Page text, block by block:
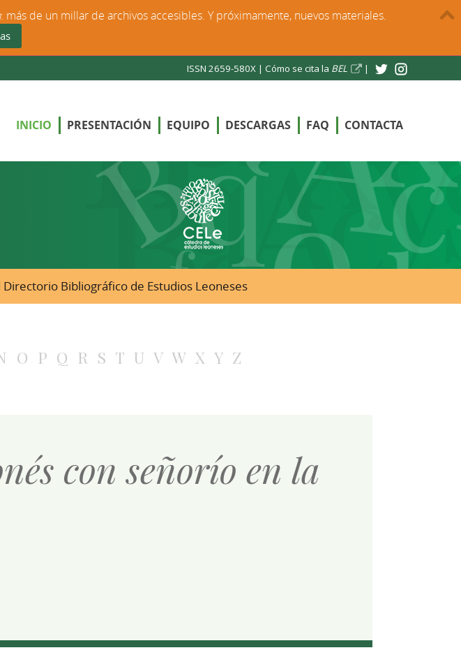
ISSN 2659-580X | Cómo se cita la BEL |
INICIO PRESENTACIÓN EQUIPO DESCARGAS FAQ CONTACTA
Bibliográfico de Estudios Leoneses
O P Q R S T U V W X Y Z
con señorío en la
: más de un millar de archivos accesibles. Y próximamente, nuevos materiales.